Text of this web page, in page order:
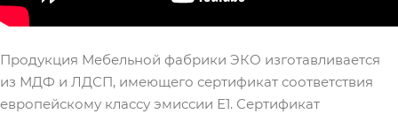
Продукция Мебельной фабрики ЭКО изготавливается
из МДФ и ЛДСП, имеющего сертификат соответствия
европейскому классу эмиссии Е1. Сертификат